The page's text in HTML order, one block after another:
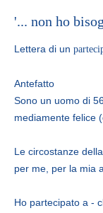
'... non ho
Lettera di un
Antefatto
Sono un uomo di
mediamente felice
Le circostanze
per me, per la mia
Ho partecipato a -